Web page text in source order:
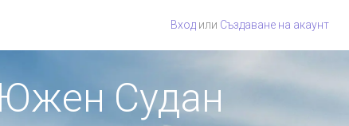
Вход или Създаване на акаунт
Южен Судан